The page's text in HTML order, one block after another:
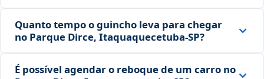
Quanto tempo o guincho leva para chegar
no Parque Dirce, Itaquaquecetuba‑SP?
É possível agendar o reboque de um carro no